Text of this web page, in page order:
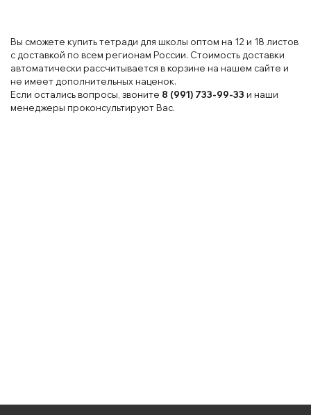
Вы сможете купить тетради для школы оптом на 12 и 18 листов
с доставкой по всем регионам России. Стоимость доставки
автоматически рассчитывается в корзине на нашем сайте и
не имеет дополнительных наценок.
Если остались вопросы, звоните 8 (991) 733-99-33 и наши
менеджеры проконсультируют Вас.